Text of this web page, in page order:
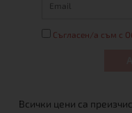
Съгласен/а съм с